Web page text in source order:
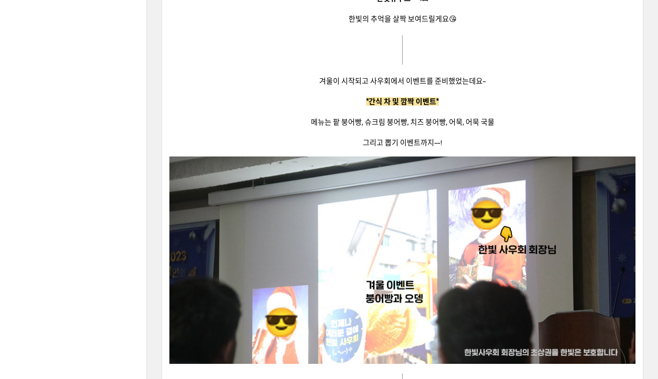
한빛의 추억을 살짝 보여드릴게요😘
겨울이 시작되고 사우회에서 이벤트를 준비했었는데요~
"간식 차 및 깜짝 이벤트"
메뉴는 팥 붕어빵, 슈크림 붕어빵, 치즈 붕어빵, 어묵, 어묵 국물
그리고 뽑기 이벤트까지~~!